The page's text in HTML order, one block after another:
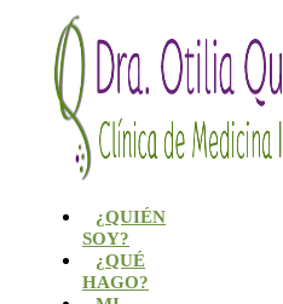
¿QUIÉN
SOY?
¿QUÉ
HAGO?